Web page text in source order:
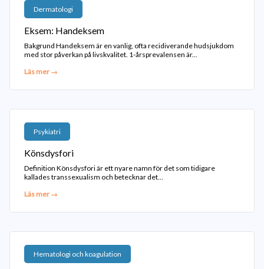
Dermatologi
Eksem: Handeksem
Bakgrund Handeksem är en vanlig, ofta recidiverande hudsjukdom
med stor påverkan på livskvalitet. 1-årsprevalensen är...
Läs mer →
Psykiatri
Könsdysfori
Definition Könsdysfori är ett nyare namn för det som tidigare
kallades transsexualism och betecknar det...
Läs mer →
Hematologi och koagulation